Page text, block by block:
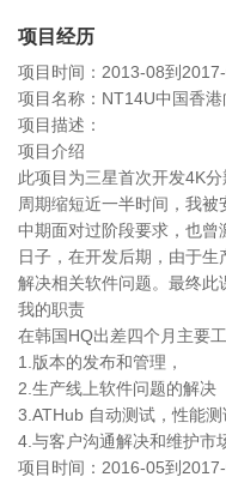
项目经历
项目时间：2013-08到2017-
项目名称：NT14U中国香
项目描述：
项目介绍
此项目为三星首次开发4K
周期缩短近一半时间，我
中期面对过阶段要求，也
日子，在开发后期，由于
解决相关软件问题。最终此
我的职责
在韩国HQ出差四个月主要
1.版本的发布和管理，
2.生产线上软件问题的解决
3.ATHub 自动测试，性能
4.与客户沟通解决和维护市
项目时间：2016-05到2017-